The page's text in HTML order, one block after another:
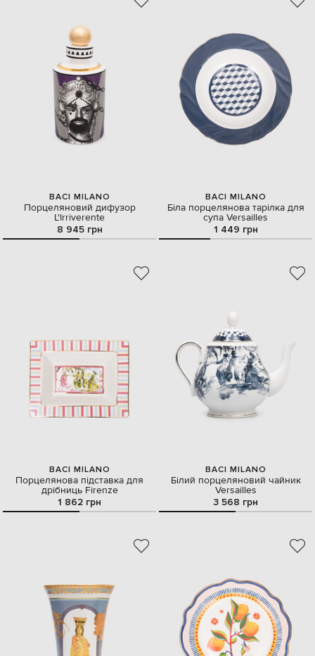
BACI MILANO
Порцеляновий дифузор
L'Irriverente
8 945 грн
BACI MILANO
Біла порцелянова тарілка для
супа Versailles
1 449 грн
BACI MILANO
Порцелянова підставка для
дрібниць Firenze
1 862 грн
BACI MILANO
Білий порцеляновий чайник
Versailles
3 568 грн